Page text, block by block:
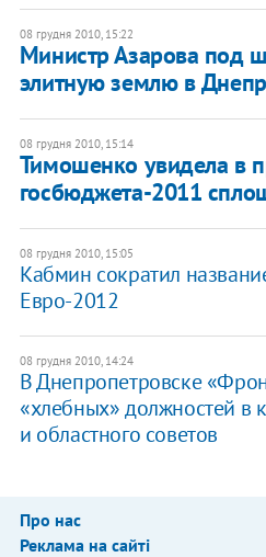
08 грудня 2010, 15:22
Министр Азарова под
элитную землю в
08 грудня 2010, 15:14
Тимошенко увидела в
госбюджета-2011
08 грудня 2010, 15:05
Кабмин сократил
Евро-2012
08 грудня 2010, 14:24
В Днепропетровске
«хлебных» должностей в
и областного советов
Про нас
Реклама на сайті